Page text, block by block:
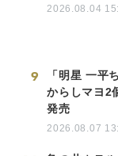
2026.08.04
9
「明星 一平
からしマヨ2
発売
2026.08.07